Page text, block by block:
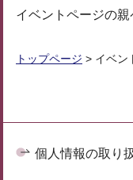
イベントページの
トップページ > イベン
個人情報の取り